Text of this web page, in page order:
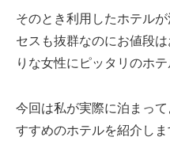
そのとき利用したホテル
セスも抜群なのにお値段
りな女性にピッタリのホテ
今回は私が実際に泊まっ
すすめのホテルを紹介しま